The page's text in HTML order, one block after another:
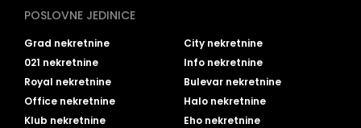
POSLOVNE JEDINICE
Grad nekretnine
City nekretnine
021 nekretnine
Info nekretnine
Royal nekretnine
Bulevar nekretnine
Office nekretnine
Halo nekretnine
Klub nekretnine
Eho nekretnine